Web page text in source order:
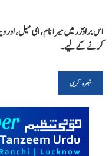
اس براؤزر میں میرا نام، ای میل، اور
کرنے کےلیے۔